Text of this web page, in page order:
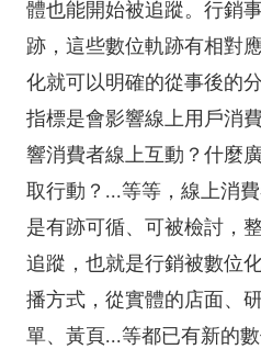
體也能開始被追蹤。行銷
跡，這些數位軌跡有相對
化就可以明確的從事後的
指標是會影響線上用戶消
響消費者線上互動？什麼
取行動？...等等 ，線上消
是有跡可循、可被檢討，
追蹤，也就是行銷被數位
播方式，從實體的店面 、
單、 黃頁...等都已有新的